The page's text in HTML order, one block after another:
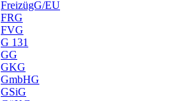
FreizügG/EU
FRG
FVG
G 131
GG
GKG
GmbHG
GSiG